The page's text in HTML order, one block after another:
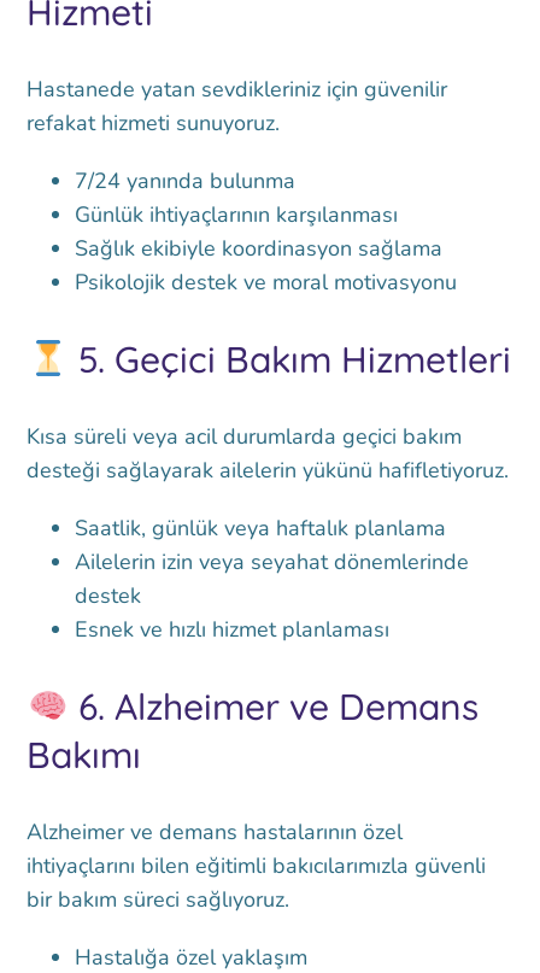
Hizmeti
Hastanede yatan sevdikleriniz için güvenilir
refakat hizmeti sunuyoruz.
7/24 yanında bulunma
Günlük ihtiyaçlarının karşılanması
Sağlık ekibiyle koordinasyon sağlama
Psikolojik destek ve moral motivasyonu
5. Geçici Bakım Hizmetleri
Kısa süreli veya acil durumlarda geçici bakım
desteği sağlayarak ailelerin yükünü hafifletiyoruz.
Saatlik, günlük veya haftalık planlama
Ailelerin izin veya seyahat dönemlerinde
destek
Esnek ve hızlı hizmet planlaması
6. Alzheimer ve Demans
Bakımı
Alzheimer ve demans hastalarının özel
ihtiyaçlarını bilen eğitimli bakıcılarımızla güvenli
bir bakım süreci sağlıyoruz.
Hastalığa özel yaklaşım